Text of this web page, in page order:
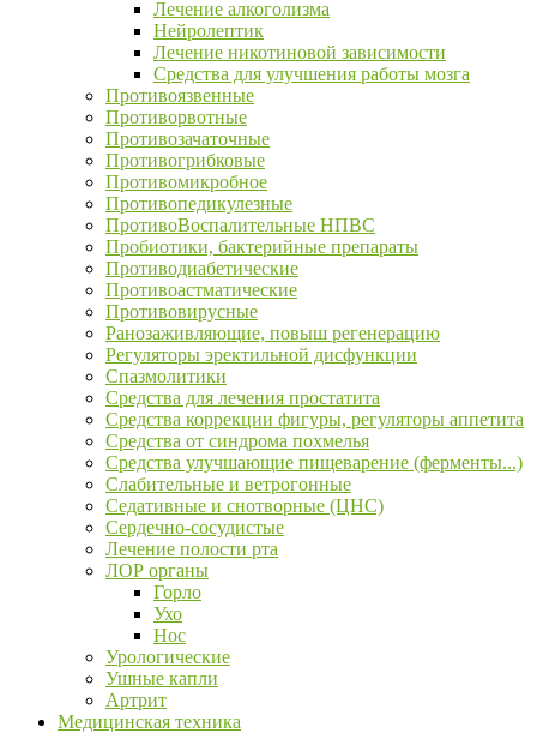
Лечение алкоголизма
Нейролептик
Лечение никотиновой зависимости
Средства для улучшения работы мозга
Противоязвенные
Противорвотные
Противозачаточные
Противогрибковые
Противомикробное
Противопедикулезные
ПротивоВоспалительные НПВС
Пробиотики, бактерийные препараты
Противодиабетические
Противоастматические
Противовирусные
Ранозаживляющие, повыш регенерацию
Регуляторы эректильной дисфункции
Спазмолитики
Средства для лечения простатита
Средства коррекции фигуры, регуляторы аппетита
Средства от синдрома похмелья
Средства улучшающие пищеварение (ферменты...)
Слабительные и ветрогонные
Седативные и снотворные (ЦНС)
Сердечно-сосудистые
Лечение полости рта
ЛОР органы
Горло
Ухо
Нос
Урологические
Ушные капли
Артрит
Медицинская техника